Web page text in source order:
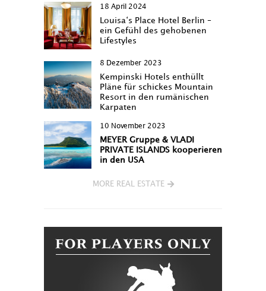
18 April 2024
Louisa‘s Place Hotel Berlin –
ein Gefühl des gehobenen
Lifestyles
8 Dezember 2023
Kempinski Hotels enthüllt
Pläne für schickes Mountain
Resort in den rumänischen
Karpaten
10 November 2023
MEYER Gruppe & VLADI
PRIVATE ISLANDS kooperieren
in den USA
MORE REAL ESTATE